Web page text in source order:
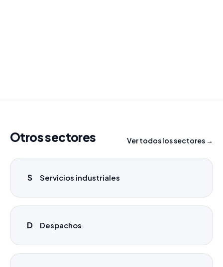
Otros sectores Ver todos los sectores →
S Servicios industriales
D Despachos